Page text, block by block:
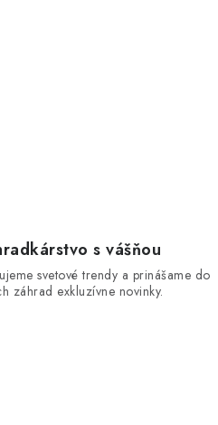
s vášňou
svetové trendy a prinášame do
záhrad exkluzívne novinky.